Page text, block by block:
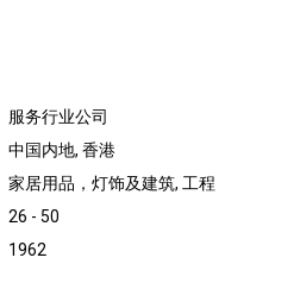
服务行业公司
中国内地, 香港
家居用品，灯饰及建筑, 工程
26 - 50
1962